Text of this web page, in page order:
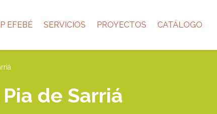
EFEBÉ SERVICIOS PROYECTOS CATÁLOGO
de Sarriá